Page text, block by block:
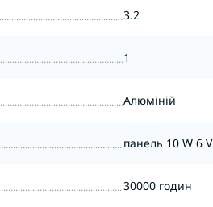
3.2
1
Алюміній
панель 10 W 6 V
30000 годин